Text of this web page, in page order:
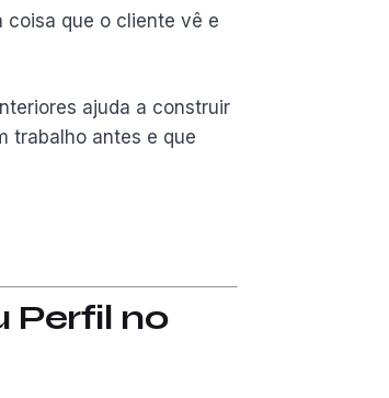
coisa que o cliente vê e
ajuda a construir
trabalho antes e que
Perfil no